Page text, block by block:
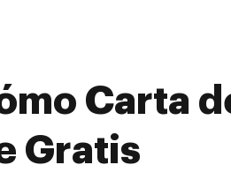
Carta
Gratis